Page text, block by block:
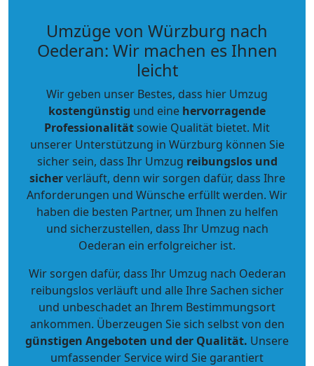
Umzüge von Würzburg nach
Oederan: Wir machen es Ihnen
leicht
Wir geben unser Bestes, dass hier Umzug
kostengünstig und eine hervorragende
Professionalitätsowie Qualität bietet. Mit
unserer Unterstützung in Würzburg können Sie
sicher sein, dass Ihr Umzug reibungslos und
sicherverläuft, denn wir sorgen dafür, dass Ihre
Anforderungen und Wünsche erfüllt werden. Wir
haben die besten Partner, um Ihnen zu helfen
und sicherzustellen, dass Ihr Umzug nach
Oederan ein erfolgreicher ist.
Wir sorgen dafür, dass Ihr Umzug nach Oederan
reibungslos verläuft und alle Ihre Sachen sicher
und unbeschadet an Ihrem Bestimmungsort
ankommen. Überzeugen Sie sich selbst von den
günstigen Angeboten und der Qualität. Unsere
umfassender Service wird Sie garantiert